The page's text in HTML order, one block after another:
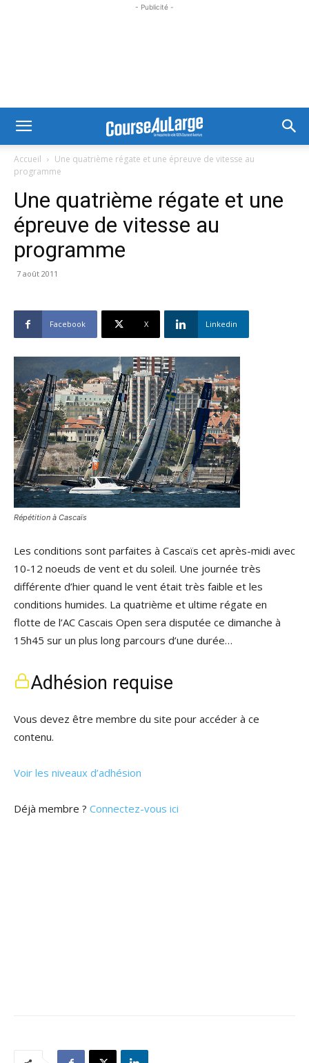
- Publicité -
Accueil
Une quatrième régate et une épreuve de vitesse au
programme
Une quatrième régate et une
épreuve de vitesse au
programme
7 août 2011
Facebook X Linkedin
Répétition à Cascaïs
Les conditions sont parfaites à Cascaïs cet après-midi avec
10-12 noeuds de vent et du soleil. Une journée très
différente d’hier quand le vent était très faible et les
conditions humides. La quatrième et ultime régate en
flotte de l’AC Cascais Open sera disputée ce dimanche à
15h45 sur un plus long parcours d’une durée…
Adhésion requise
Vous devez être membre du site pour accéder à ce
contenu.
Voir les niveaux d’adhésion
Déjà membre ? Connectez-vous ici